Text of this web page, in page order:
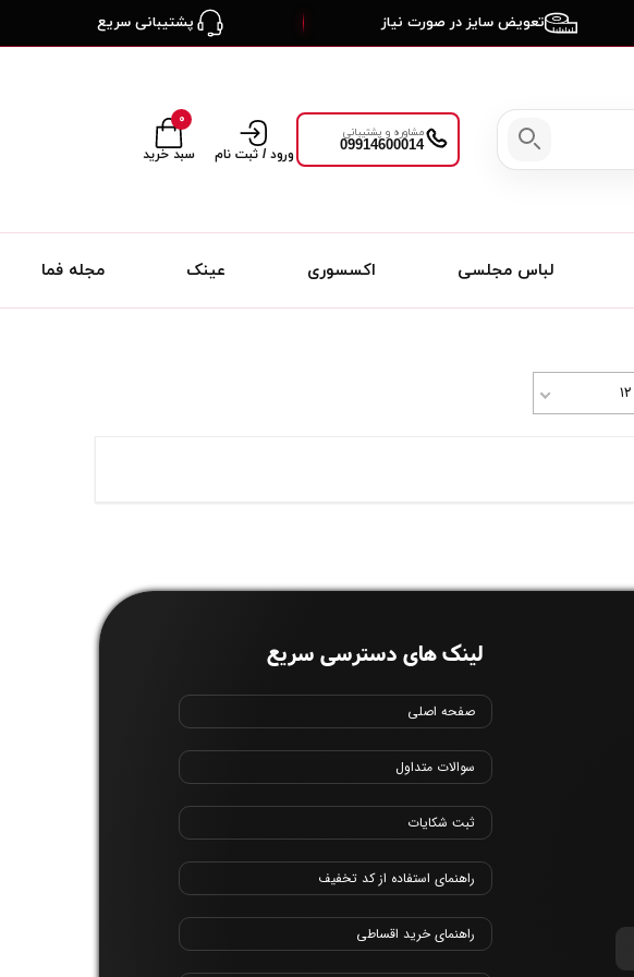
تعویض سایز در صورت نیاز پشتیبانی سریع
مشاوره و پشتیبانی
09914600014 ورود / ثبت نام
۰
سبد خرید
لباس مجلسی اکسسوری عینک مجله فما
۱۲
لینک های دسترسی سریع
صفحه اصلی
سوالات متداول
ثبت شکایات
راهنمای استفاده از کد تخفیف
راهنمای خرید اقساطی